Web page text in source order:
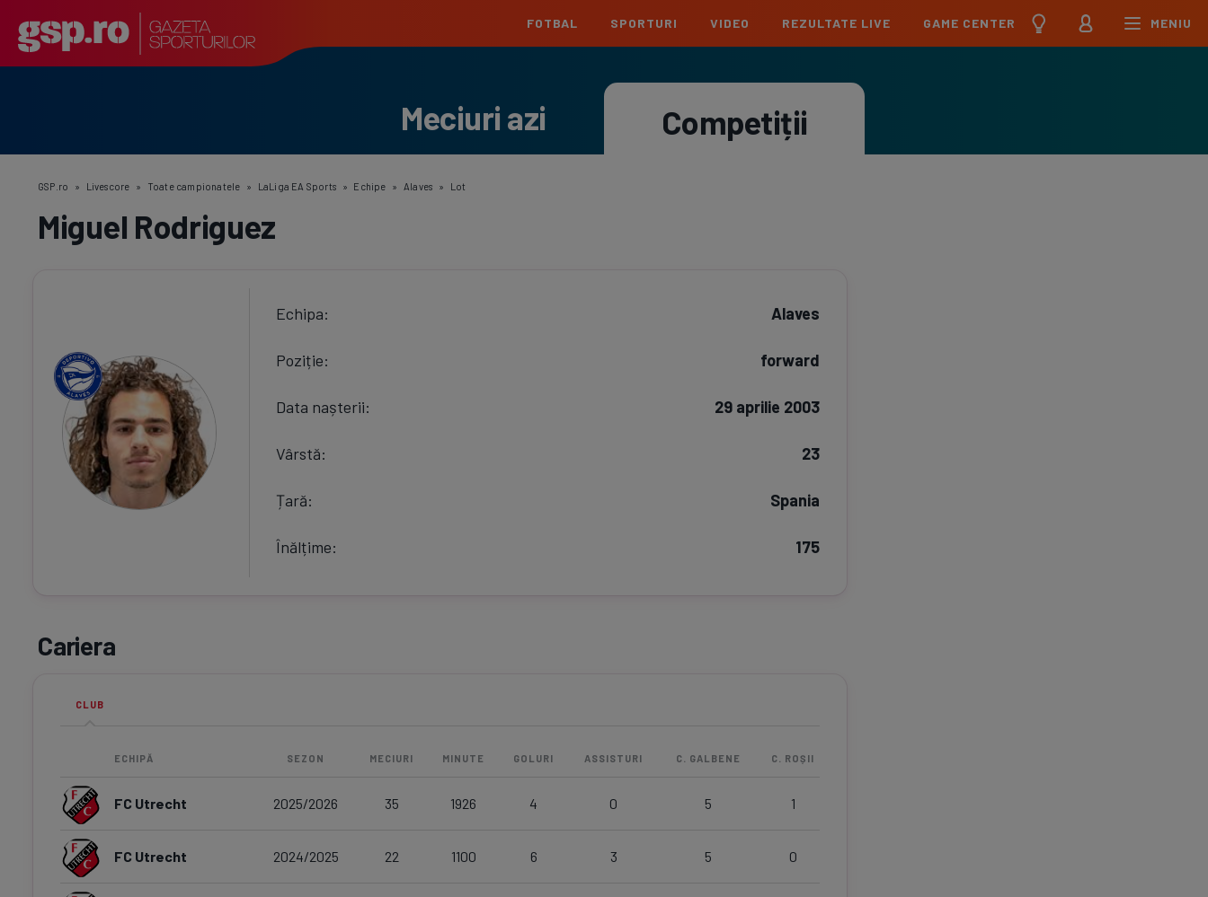
FOTBAL
Clasament
Liga 2
Echipe
Europa League
Premier League
U21
Pariuri sportive
SPORTURI VIDEO REZULTATE LIVE GAME CENTER MENIU
Meciuri azi Competiții
GSP.ro » Livescore » Toate campionatele » LaLiga EA Sports » Echipe » Alaves » Lot
Miguel Rodriguez
Echipa Alaves
Poziție forward
Data nașterii 29 aprilie 2003
Vârstă 23
Țară Spania
Înălțime 175
Cariera
CLUB
ECHIPĂ SEZON MECIURI MINUTE GOLURI ASSISTURI C. GALBENE C. ROȘII
FC Utrecht 2025/2026 35 1926 4 0 5 1
FC Utrecht 2024/2025 22 1100 6 3 5 0